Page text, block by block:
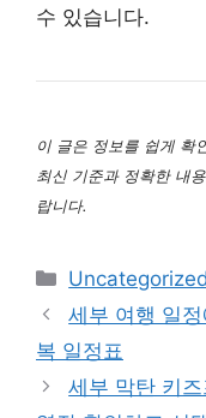
수 있습니다.
이 글은 정보를 쉽게 확
최신 기준과 정확한 내
랍니다.
카
테
고
리
Uncategorized
세부 여행 일
복 일정표
세부 막탄 키